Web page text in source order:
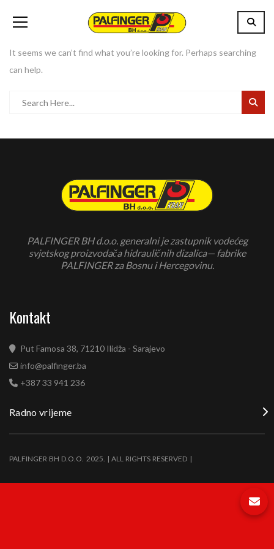
It seems we can’t find what you’re looking for. Perhaps searching
can help.
PALFINGER BH d.o.o. generalni je zastupnik vodećeg
svjetskog proizvodača hidrauličnih dizalica— fabrike
PALFINGER za Bosnu i Hercegovinu.
Kontakt
Put Famosa 38, 71210 Ilidža - Sarajevo
info@palfinger.ba
+387 33 941 236
Radno vrijeme
PALFINGER BH D.O.O. 2025. | ALL RIGHTS RESERVED |